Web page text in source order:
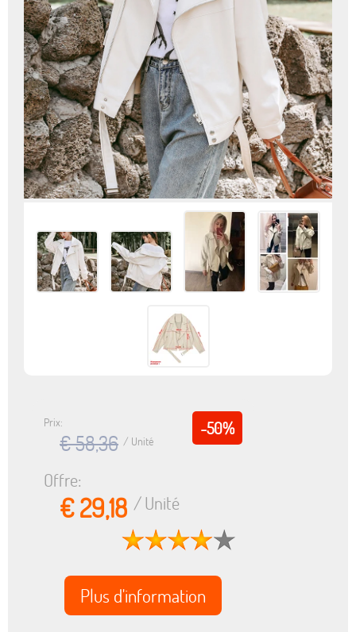
-50%
Prix:
€ 58,36 / Unité
Offre:
€ 29,18 / Unité
Plus d'information